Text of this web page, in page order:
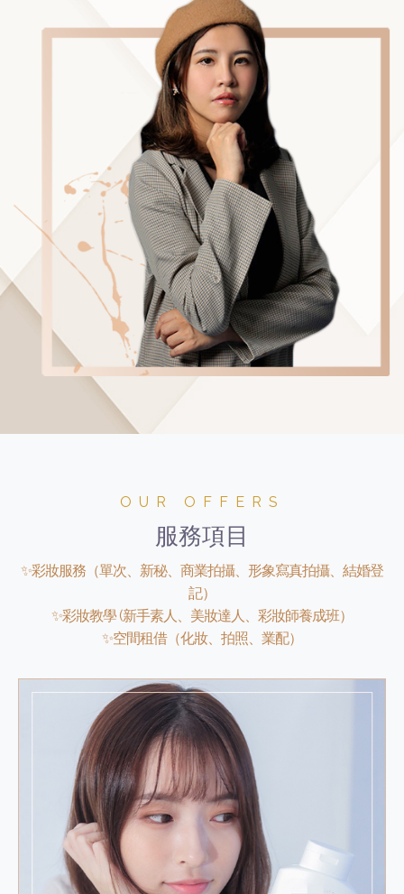
OUR OFFERS
服務項目
✨彩妝服務（單次、新秘、商業拍攝、形象寫真拍攝、結婚登
記）
✨彩妝教學 (新手素人、美妝達人、彩妝師養成班）
✨空間租借（化妝、拍照、業配）